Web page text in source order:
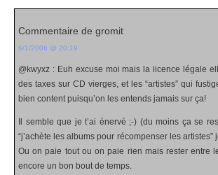
Commentaire de gromit
6/1/2006 @ 20:19
@kwyxz : Euh excuse moi mais la licence légale
des taxes sur CD vierges, et les “artistes” qui
bien content puisqu’on les entends jamais sur ça!
Il semble que je t’ai énervé ;-) (du moins ça se
“j’achète les albums pour récompenser les
Ou on paie tout ou on paie rien mais rester entre
encore un bon bout de temps.